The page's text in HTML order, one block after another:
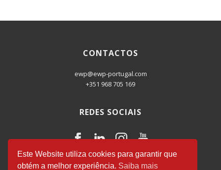
CONTACTOS
ewp@ewp-portugal.com
+351 968 705 169
REDES SOCIAIS
Este Website utiliza cookies para garantir que
obtém a melhor experiência. Saiba mais